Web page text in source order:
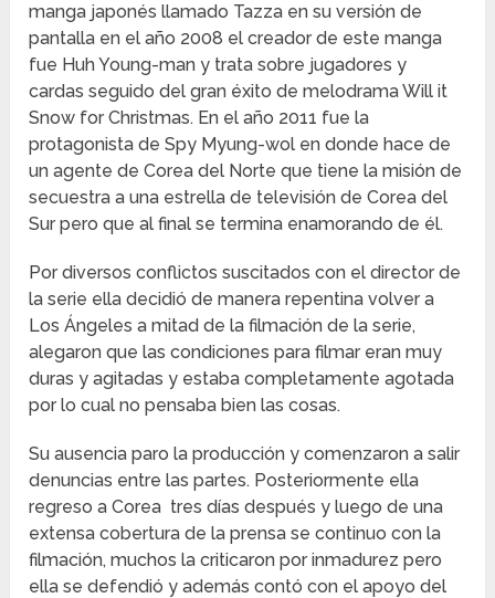
manga japonés llamado Tazza en su versión de
pantalla en el año 2008 el creador de este manga
fue Huh Young-man y trata sobre jugadores y
cardas seguido del gran éxito de melodrama Will it
Snow for Christmas. En el año 2011 fue la
protagonista de Spy Myung-wol en donde hace de
un agente de Corea del Norte que tiene la misión de
secuestra a una estrella de televisión de Corea del
Sur pero que al final se termina enamorando de él.
Por diversos conflictos suscitados con el director de
la serie ella decidió de manera repentina volver a
Los Ángeles a mitad de la filmación de la serie,
alegaron que las condiciones para filmar eran muy
duras y agitadas y estaba completamente agotada
por lo cual no pensaba bien las cosas.
Su ausencia paro la producción y comenzaron a salir
denuncias entre las partes. Posteriormente ella
regreso a Corea tres días después y luego de una
extensa cobertura de la prensa se continuo con la
filmación, muchos la criticaron por inmadurez pero
ella se defendió y además contó con el apoyo del